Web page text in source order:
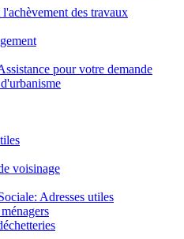
des travaux
pour votre demande
voisinage
Adresses utiles